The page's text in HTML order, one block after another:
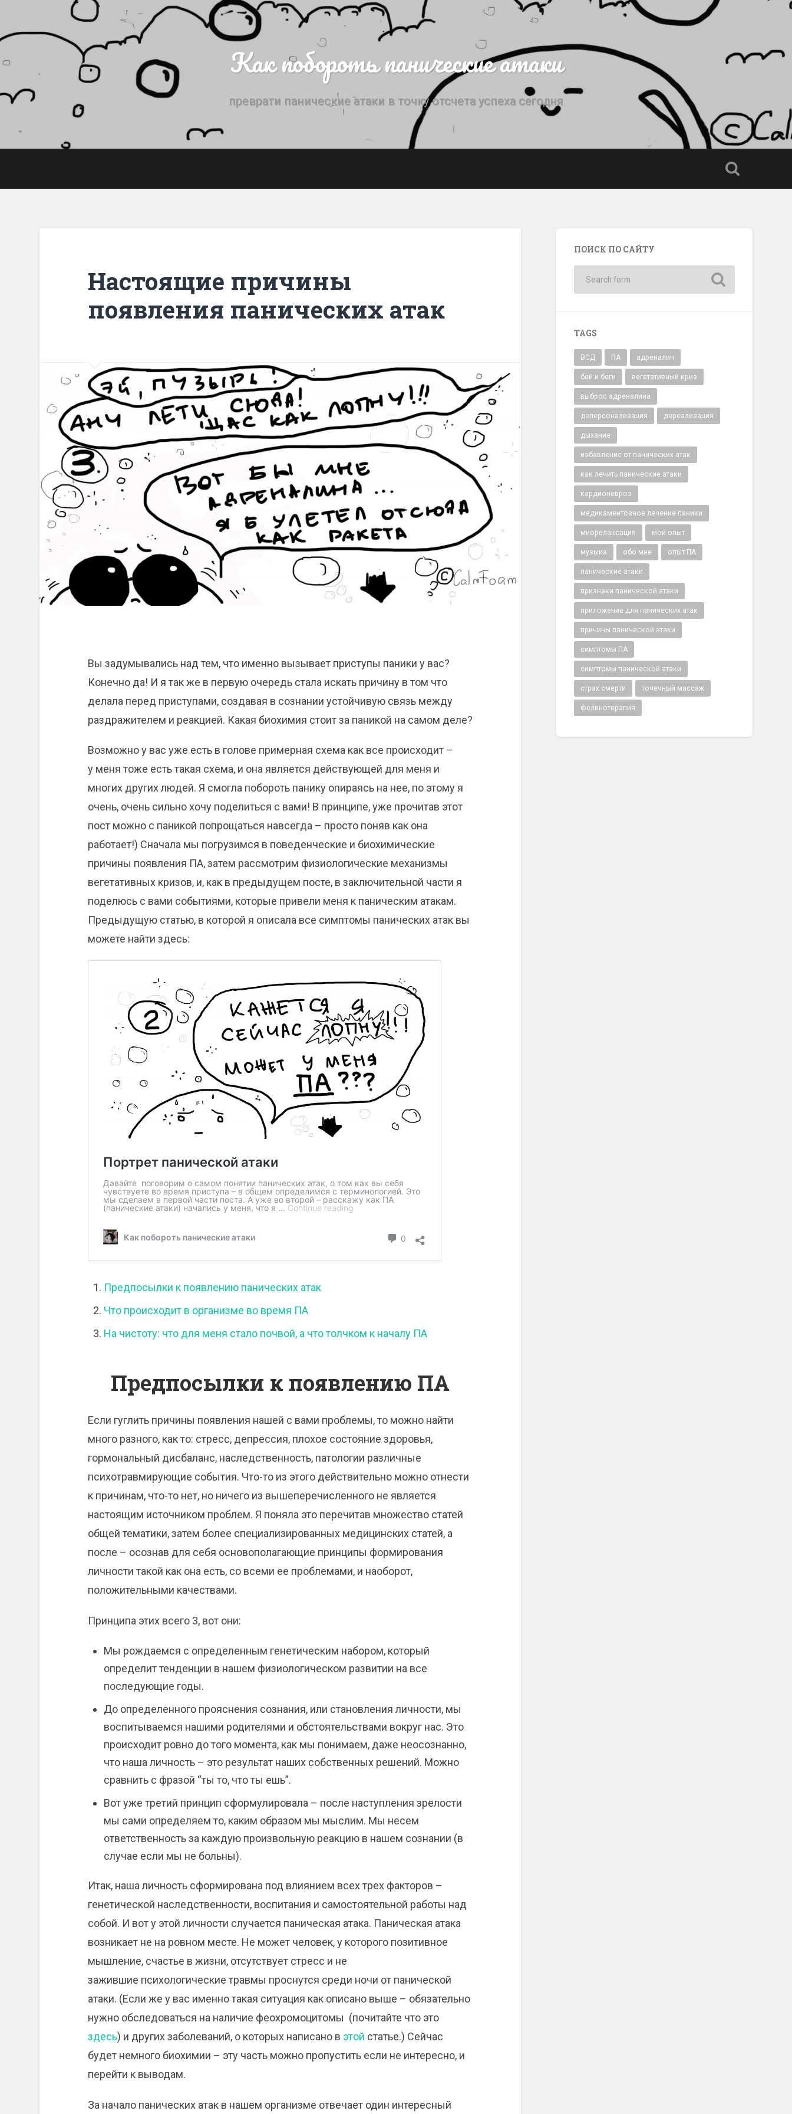
Как побороть панические атаки
преврати панические атаки в точку отсчета успеха сегодня
Настоящие причины
появления панических атак
Вы задумывались над тем, что именно вызывает приступы паники у вас?
Конечно да! И я так же в первую очередь стала искать причину в том что
делала перед приступами, создавая в сознании устойчивую связь между
раздражителем и реакцией. Какая биохимия стоит за паникой на самом деле?
Возможно у вас уже есть в голове примерная схема как все происходит –
у меня тоже есть такая схема, и она является действующей для меня и
многих других людей. Я смогла побороть панику опираясь на нее, по этому я
очень, очень сильно хочу поделиться с вами! В принципе, уже прочитав этот
пост можно с паникой попрощаться навсегда – просто поняв как она
работает!) Сначала мы погрузимся в поведенческие и биохимические
причины появления ПА, затем рассмотрим физиологические механизмы
вегетативных кризов, и, как в предыдущем посте, в заключительной части я
поделюсь с вами событиями, которые привели меня к паническим атакам.
Предыдущую статью, в которой я описала все симптомы панических атак вы
можете найти здесь:
Предпосылки к появлению панических атак
Что происходит в организме во время ПА
На чистоту: что для меня стало почвой, а что толчком к началу ПА
Предпосылки к появлению ПА
Если гуглить причины появления нашей с вами проблемы, то можно найти
много разного, как то: стресс, депрессия, плохое состояние здоровья,
гормональный дисбаланс, наследственность, патологии различные
психотравмирующие события. Что-то из этого действительно можно отнести
к причинам, что-то нет, но ничего из вышеперечисленного не является
настоящим источником проблем. Я поняла это перечитав множество статей
общей тематики, затем более специализированных медицинских статей, а
после – осознав для себя основополагающие принципы формирования
личности такой как она есть, со всеми ее проблемами, и наоборот,
положительными качествами.
Принципа этих всего 3, вот они:
Мы рождаемся с определенным генетическим набором, который
определит тенденции в нашем физиологическом развитии на все
последующие годы.
До определенного прояснения сознания, или становления личности, мы
воспитываемся нашими родителями и обстоятельствами вокруг нас. Это
происходит ровно до того момента, как мы понимаем, даже неосознанно,
что наша личность – это результат наших собственных решений. Можно
сравнить с фразой “ты то, что ты ешь”.
Вот уже третий принцип сформулировала – после наступления зрелости
мы сами определяем то, каким образом мы мыслим. Мы несем
ответственность за каждую произвольную реакцию в нашем сознании (в
случае если мы не больны).
Итак, наша личность сформирована под влиянием всех трех факторов –
генетической наследственности, воспитания и самостоятельной работы над
собой. И вот у этой личности случается паническая атака. Паническая атака
возникает не на ровном месте. Не может человек, у которого позитивное
мышление, счастье в жизни, отсутствует стресс и не
зажившие психологические травмы проснутся среди ночи от панической
атаки. (Если же у вас именно такая ситуация как описано выше – обязательно
нужно обследоваться на наличие феохромоцитомы (почитайте что это
здесь) и других заболеваний, о которых написано в этой статье.) Сейчас
будет немного биохимии – эту часть можно пропустить если не интересно, и
перейти к выводам.
За начало панических атак в нашем организме отвечает один интересный
ПОИСК ПО САЙТУ
TAGS
ВСД ПА адреналин
бей и беги вегетативный криз
выброс адреналина
деперсонализация дереализация
дыхание
избавление от панических атак
как лечить панические атаки
кардионевроз
медикаментозное лечение паники
миорелаксация мой опыт
музыка обо мне опыт ПА
панические атаки
признаки панической атаки
приложение для панических атак
причины панической атаки
симптомы ПА
симптомы панической атаки
страх смерти точечный массаж
фелинотерапия